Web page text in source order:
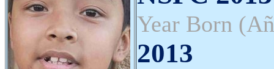
Year Born
2013